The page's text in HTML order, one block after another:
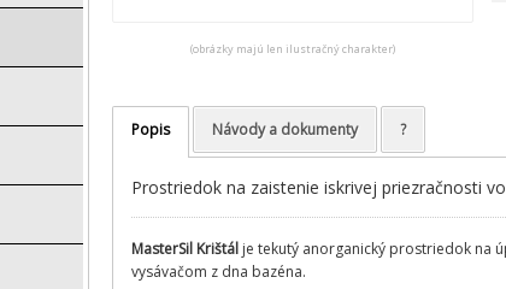
(obrázky majú len ilustračný charakter)
Popis Návody a dokumenty ?
Prostriedok na zaistenie iskrivej priezračnosti
MasterSil Krištálje tekutý anorganický prostriedok na
vysávačom z dna bazéna.